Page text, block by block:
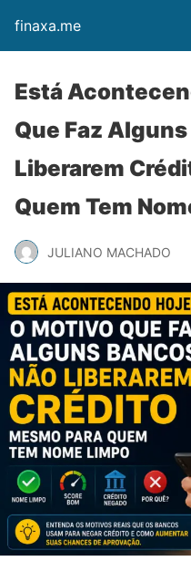
finaxa.me
Está
Que Faz
Liberarem
Quem Tem
JULIANO MACHADO